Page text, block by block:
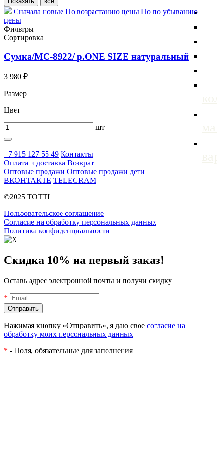
Сначала новые По возрастанию цены По по убыванию
цены
Фильтры
Сортировка
Сумка/МС-8922/ р.ONE SIZE натуральный
3 980 ₽
Размер
Цвет
шт
+7 915 127 55 49 Контакты
Оплата и доставка Возврат
Оптовые продажи Оптовые продажи дети
ВКОНТАКТЕ TELEGRAM
©2025 TOTTI
Пользовательское соглашение
Согласие на обработку персональных данных
Политика конфиденциальности
Скидка 10% на первый заказ!
Оставь адрес электронной почты и получи скидку
*
Нажимая кнопку «Отправить», я даю свое согласие на
обработку моих персональных данных
* - Поля, обязательные для заполнения